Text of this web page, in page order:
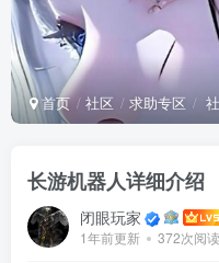
首页 社区 求助专区
长游机器人详细介绍
闭眼玩家
1年前更新 372次阅读